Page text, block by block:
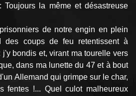
la même et désastreuse
de notre engin en plein
des coups de feu retentissent à
j'y bondis et, virant ma tourelle vers
dans ma lunette du 47 et à bout
Allemand qui grimpe sur le char,
fentes !... Quel culot malheureux